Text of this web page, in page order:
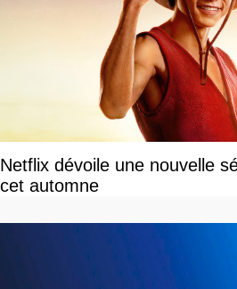
Netflix dévoile une nouvelle
cet automne